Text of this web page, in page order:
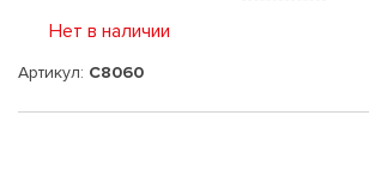
Нет в наличии
Артикул: C8060